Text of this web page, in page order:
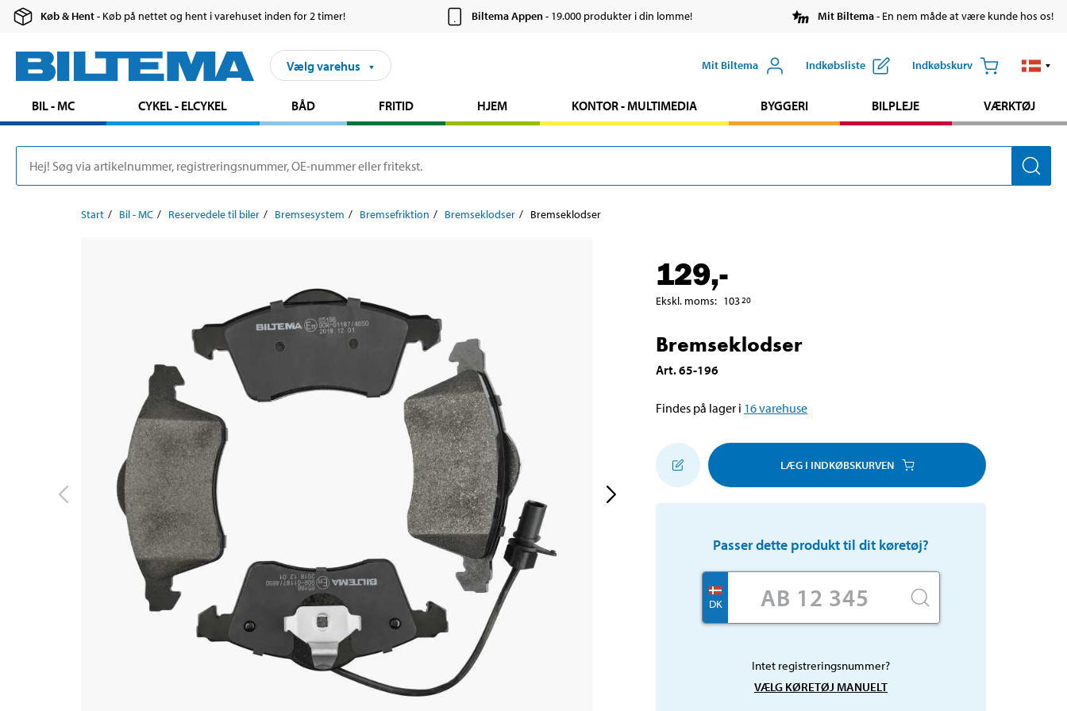
Køb & Hent- Køb på nettet og hent i varehuset inden for 2 timer! Biltema Appen- 19.000 produkter i din lomme! Mit Biltema- En nem måde at være kunde hos os!
Vælg varehus Mit Biltema Indkøbsliste Indkøbskurv
BIL - MC CYKEL - ELCYKEL BÅD FRITID HJEM KONTOR - MULTIMEDIA BYGGERI BILPLEJE VÆRKTØJ
Start Bil - MC Reservedele til biler Bremsesystem Bremsefriktion Bremseklodser Bremseklodser
129,-
Ekskl. moms: 103 20
Bremseklodser
Art.65-196
Findes på lager i 16varehuse
LÆG I INDKØBSKURVEN
Passer dette produkt til dit køretøj?
DK
Intet registreringsnummer?
VÆLG KØRETØJ MANUELT